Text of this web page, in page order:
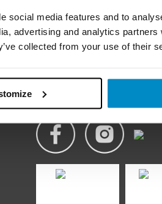
social media features and to
advertising and analytics
collected from your use of their
FÖLJ OSS